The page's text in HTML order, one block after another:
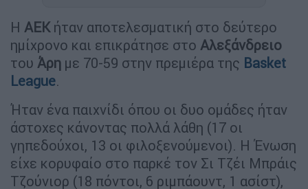
Η ΑΕΚήταν αποτελεσματική στο δεύτερο
ημίχρονο και επικράτησε στο Αλεξάνδρειο
του Άρη με 70-59 στην πρεμιέρα της Basket
League.
Ήταν ένα παιχνίδι όπου οι δυο ομάδες ήταν
άστοχες κάνοντας πολλά λάθη (17 οι
γηπεδούχοι, 13 οι φιλοξενούμενοι). Η Ένωση
είχε κορυφαίο στο παρκέ τον Σι Τζέι Μπράις
Τζούνιορ (18 πόντοι, 6 ριμπάουντ, 1 ασίστ),